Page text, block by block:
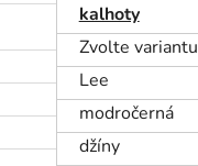
kalhoty
Zvolte variantu
Lee
modročerná
džíny